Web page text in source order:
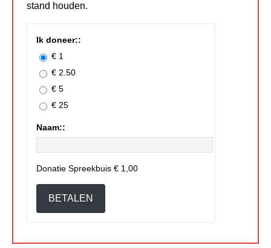
stand houden.
Ik doneer::
€ 1
€ 2.50
€ 5
€ 25
Naam::
Donatie Spreekbuis € 1,00
BETALEN